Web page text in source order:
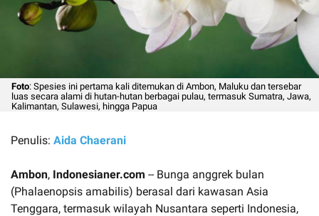
Foto: Spesies ini pertama kali ditemukan di Ambon, Maluku dan tersebar
luas secara alami di hutan-hutan berbagai pulau, termasuk Sumatra, Jawa,
Kalimantan, Sulawesi, hingga Papua
Penulis: Aida Chaerani
Ambon, Indonesianer.com -- Bunga anggrek bulan
(Phalaenopsis amabilis) berasal dari kawasan Asia
Tenggara, termasuk wilayah Nusantara seperti Indonesia,